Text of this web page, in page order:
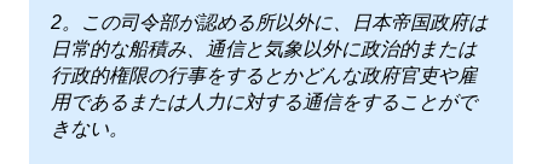
2。この司令部が認める所以外に、日本帝国政府は
日常的な船積み、通信と気象以外に政治的または
行政的権限の行事をするとかどんな政府官吏や雇
用であるまたは人力に対する通信をすることがで
きない。